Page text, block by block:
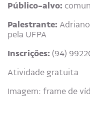
Público-alvo:
Palestrante:
pela UFPA
Inscrições: (94)
Atividade gratuita
Imagem: frame de